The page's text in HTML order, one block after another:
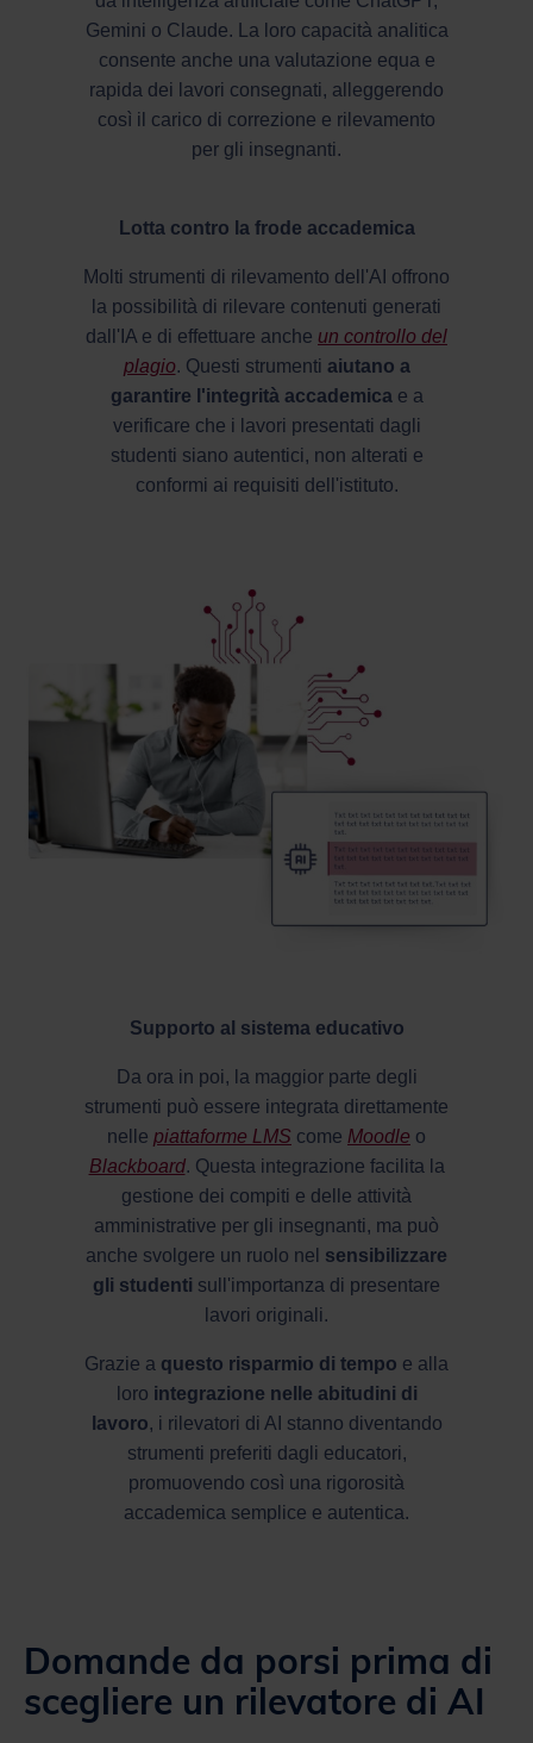
Gemini o Claude. La loro capacità analitica
consente anche una valutazione equa e
rapida dei lavori consegnati, alleggerendo
così il carico di correzione e rilevamento
per gli insegnanti.
Lotta contro la frode accademica
Molti strumenti di rilevamento dell'AI offrono
la possibilità di rilevare contenuti generati
dall'IA e di effettuare anche un controllo del
plagio. Questi strumenti aiutano a
garantire l'integrità accademica e a
verificare che i lavori presentati dagli
studenti siano autentici, non alterati e
conformi ai requisiti dell'istituto.
Supporto al sistema educativo
Da ora in poi, la maggior parte degli
strumenti può essere integrata direttamente
nelle piattaforme LMS come Moodle o
Blackboard. Questa integrazione facilita la
gestione dei compiti e delle attività
amministrative per gli insegnanti, ma può
anche svolgere un ruolo nel sensibilizzare
gli studenti sull'importanza di presentare
lavori originali.
Grazie a questo risparmio di tempo e alla
loro integrazione nelle abitudini di
lavoro, i rilevatori di AI stanno diventando
strumenti preferiti dagli educatori,
promuovendo così una rigorosità
accademica semplice e autentica.
Domande da porsi prima di
scegliere un rilevatore di AI